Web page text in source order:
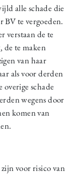
alle schade die
te vergoeden.
verstaan de te
de te maken
van haar
als voor derden
schade
wegens door
komen van
voor risico van